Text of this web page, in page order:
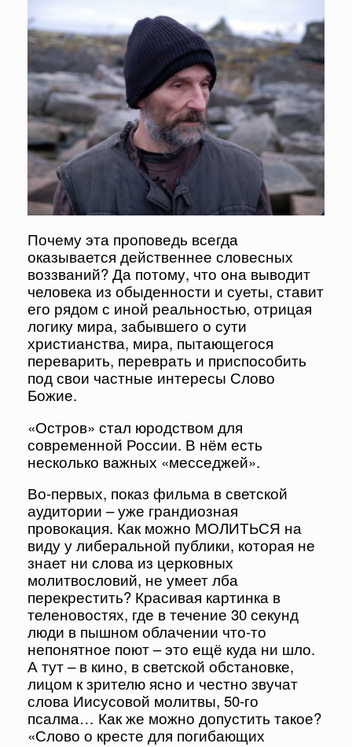
Почему эта проповедь всегда
оказывается действеннее словесных
воззваний? Да потому, что она выводит
человека из обыденности и суеты, ставит
его рядом с иной реальностью, отрицая
логику мира, забывшего о сути
христианства, мира, пытающегося
переварить, переврать и приспособить
под свои частные интересы Слово
Божие.
«Остров» стал юродством для
современной России. В нём есть
несколько важных «месседжей».
Во-первых, показ фильма в светской
аудитории – уже грандиозная
провокация. Как можно МОЛИТЬСЯ на
виду у либеральной публики, которая не
знает ни слова из церковных
молитвословий, не умеет лба
перекрестить? Красивая картинка в
теленовостях, где в течение 30 секунд
люди в пышном облачении что-то
непонятное поют – это ещё куда ни шло.
А тут – в кино, в светской обстановке,
лицом к зрителю ясно и честно звучат
слова Иисусовой молитвы, 50-го
псалма… Как же можно допустить такое?
«Слово о кресте для погибающих